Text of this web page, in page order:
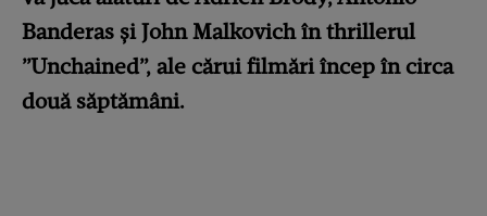
Banderas și John Malkovich în thrillerul
”Unchained”, ale cărui filmări încep în circa
două săptămâni.